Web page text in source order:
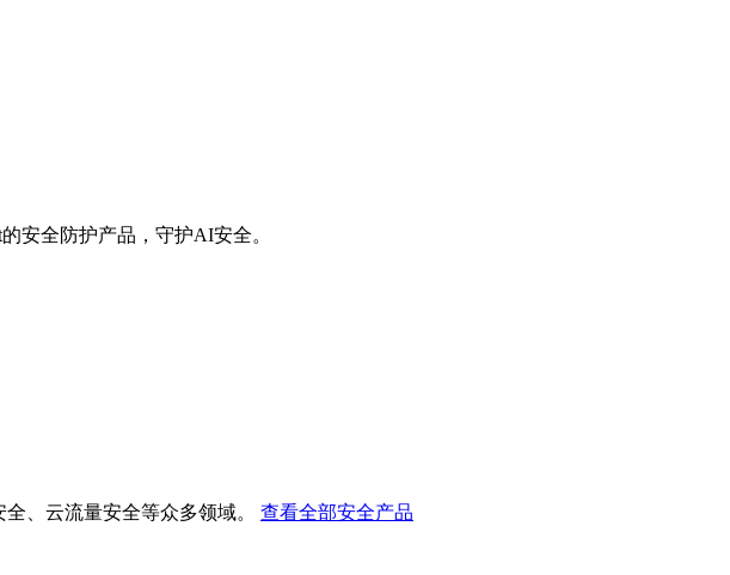
安全防护产品，守护AI安全。
、云流量安全等众多领域。 查看全部安全产品